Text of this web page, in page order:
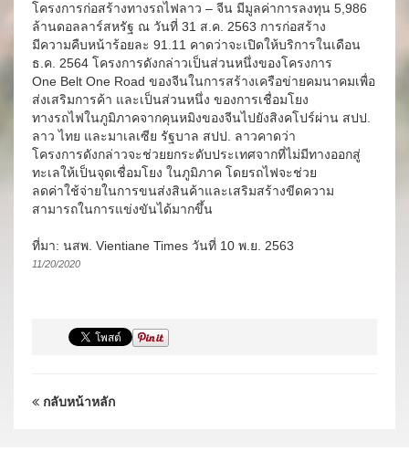
โครงการก่อสร้างทางรถไฟลาว – จีน มีมูลค่าการลงทุน 5,986
ล้านดอลลาร์สหรัฐ ณ วันที่ 31 ส.ค. 2563 การก่อสร้าง
มีความคืบหน้าร้อยละ 91.11 คาดว่าจะเปิดให้บริการในเดือน
ธ.ค. 2564 โครงการดังกล่าวเป็นส่วนหนึ่งของโครงการ
One Belt One Road ของจีนในการสร้างเครือข่ายคมนาคมเพื่อ
ส่งเสริมการค้า และเป็นส่วนหนึ่ง ของการเชื่อมโยง
ทางรถไฟในภูมิภาคจากคุนหมิงของจีนไปยังสิงคโปร์ผ่าน สปป.
ลาว ไทย และมาเลเซีย รัฐบาล สปป. ลาวคาดว่า
โครงการดังกล่าวจะช่วยยกระดับประเทศจากที่ไม่มีทางออกสู่
ทะเลให้เป็นจุดเชื่อมโยง ในภูมิภาค โดยรถไฟจะช่วย
ลดค่าใช้จ่ายในการขนส่งสินค้าและเสริมสร้างขีดความ
สามารถในการแข่งขันได้มากขึ้น
ที่มา: นสพ. Vientiane Times วันที่ 10 พ.ย. 2563
11/20/2020
กลับหน้าหลัก